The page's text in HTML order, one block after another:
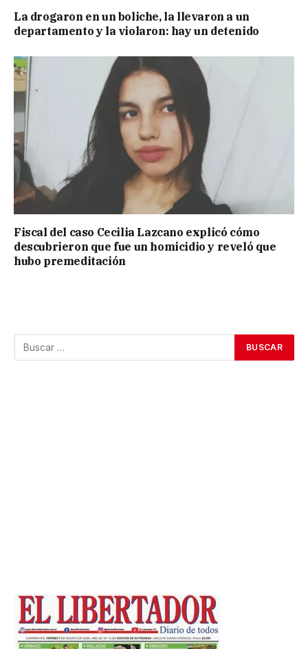
La drogaron en un boliche, la llevaron a un
departamento y la violaron: hay un detenido
Fiscal del caso Cecilia Lazcano explicó cómo
descubrieron que fue un homicidio y reveló que
hubo premeditación